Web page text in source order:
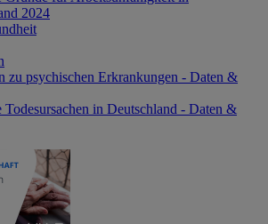
2024
zu psychischen Erkrankungen - Daten &
Todesursachen in Deutschland - Daten &